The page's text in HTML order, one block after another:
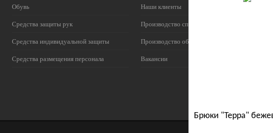
Брюки "Терра"
Обувь
Средства защиты рук
Средства индивидуальной защиты
Средства размещения персонала
Наши клиенты
Производство спецодежды
Производство обуви
Вакансии